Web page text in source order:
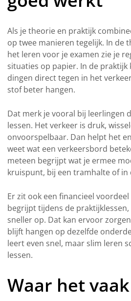
Als je theorie en praktijk
op twee manieren tegelijk. In de
het leren voor je examen zie je
situaties op papier. In de praktijk
dingen direct tegen in het
stof beter hangen.
Dat merk je vooral bij leerlingen
lessen. Het verkeer is druk,
onvoorspelbaar. Dan helpt het
weet wat een verkeersbord
meteen begrijpt wat je ermee
kruispunt, bij een tramhalte of in
Er zit ook een financieel
begrijpt tijdens de
sneller op. Dat kan ervoor
blijft hangen op dezelfde
leert even snel, maar slim leren
lessen.
Waar het